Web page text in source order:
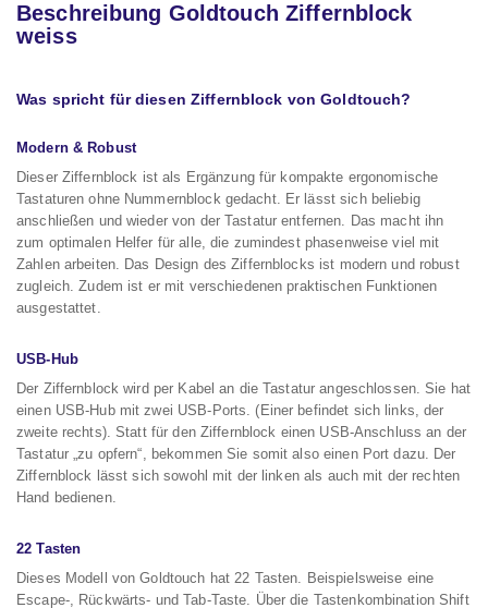
Beschreibung Goldtouch Ziffernblock
weiss
Was spricht für diesen Ziffernblock von Goldtouch?
Modern & Robust
Dieser Ziffernblock ist als Ergänzung für kompakte ergonomische
Tastaturen ohne Nummernblock gedacht. Er lässt sich beliebig
anschließen und wieder von der Tastatur entfernen. Das macht ihn
zum optimalen Helfer für alle, die zumindest phasenweise viel mit
Zahlen arbeiten. Das Design des Ziffernblocks ist modern und robust
zugleich. Zudem ist er mit verschiedenen praktischen Funktionen
ausgestattet.
USB-Hub
Der Ziffernblock wird per Kabel an die Tastatur angeschlossen. Sie hat
einen USB-Hub mit zwei USB-Ports. (Einer befindet sich links, der
zweite rechts). Statt für den Ziffernblock einen USB-Anschluss an der
Tastatur „zu opfern“, bekommen Sie somit also einen Port dazu. Der
Ziffernblock lässt sich sowohl mit der linken als auch mit der rechten
Hand bedienen.
22 Tasten
Dieses Modell von Goldtouch hat 22 Tasten. Beispielsweise eine
Escape-, Rückwärts- und Tab-Taste. Über die Tastenkombination Shift